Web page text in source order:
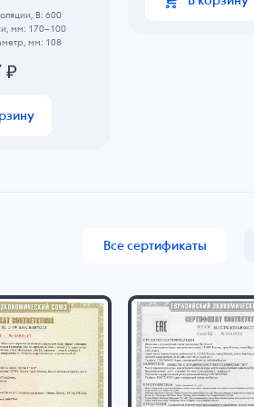
В: 600
мм: 170~100
мм: 108
₽
Все сертификаты